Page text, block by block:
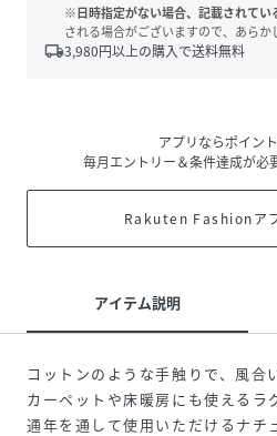
※日時指定がない場合、記載されてい
される場合がございますので、あらか
local_shipping3,980円以上の購入で送料無料
アプリならポイン
毎月エントリー＆条件達成が必
Rakuten Fashionア
アイテム説明
コットンのような手触りで、風合
カーペットや床暖房にも使えるラ
通年を通して使用いただけるナチ